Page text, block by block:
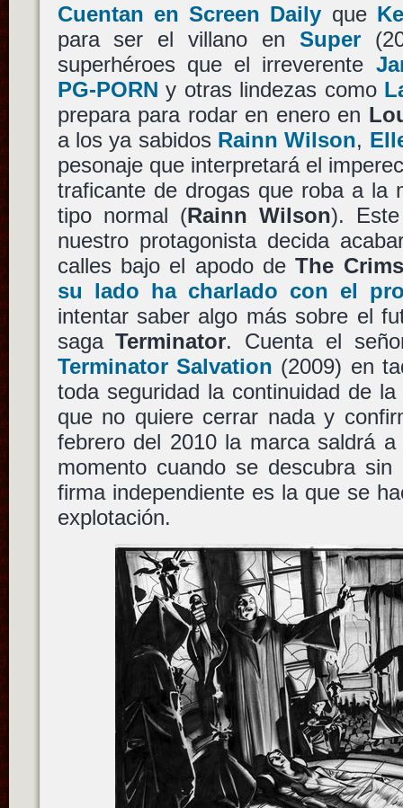
Cuentan en Screen Daily que
para ser el villano en Super
superhéroes que el irreverente
PG-PORN y otras lindezas como
prepara para rodar en enero en
a los ya sabidos Rainn Wilson,
pesonaje que interpretará el
traficante de drogas que roba a la
tipo normal (Rainn Wilson).
nuestro protagonista decida
calles bajo el apodo deThe
su lado ha charlado con el
intentar saber algo más sobre el
sagaTerminator. Cuenta el
Terminator Salvation (2009) en
toda seguridad la continuidad de
que no quiere cerrar nada y
febrero del 2010 la marca saldrá
momento cuando se descubra
firma independiente es la que se
explotación.